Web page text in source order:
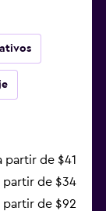
partir de $41
partir de $34
partir de $92